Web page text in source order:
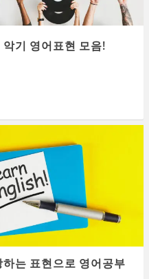
기 영어표현 모음!
는 표현으로 영어공부